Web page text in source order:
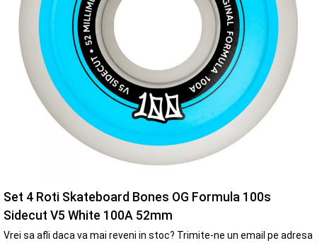
Set 4 Roti Skateboard Bones OG Formula 100s
Sidecut V5 White 100A 52mm
Vrei sa afli daca va mai reveni in stoc? Trimite-ne un email pe adresa